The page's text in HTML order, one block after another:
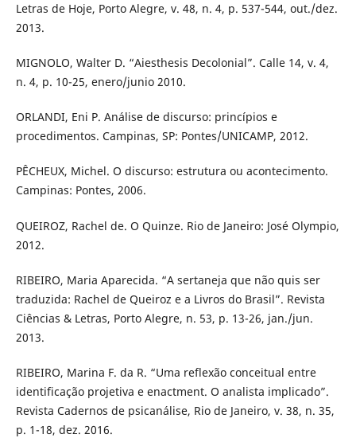
Letras de Hoje, Porto Alegre, v. 48, n. 4, p. 537-544, out./dez.
2013.
MIGNOLO, Walter D. “Aiesthesis Decolonial”. Calle 14, v. 4,
n. 4, p. 10-25, enero/junio 2010.
ORLANDI, Eni P. Análise de discurso: princípios e
procedimentos. Campinas, SP: Pontes/UNICAMP, 2012.
PÊCHEUX, Michel. O discurso: estrutura ou acontecimento.
Campinas: Pontes, 2006.
QUEIROZ, Rachel de. O Quinze. Rio de Janeiro: José Olympio,
2012.
RIBEIRO, Maria Aparecida. “A sertaneja que não quis ser
traduzida: Rachel de Queiroz e a Livros do Brasil”. Revista
Ciências & Letras, Porto Alegre, n. 53, p. 13-26, jan./jun.
2013.
RIBEIRO, Marina F. da R. “Uma reflexão conceitual entre
identificação projetiva e enactment. O analista implicado”.
Revista Cadernos de psicanálise, Rio de Janeiro, v. 38, n. 35,
p. 1-18, dez. 2016.